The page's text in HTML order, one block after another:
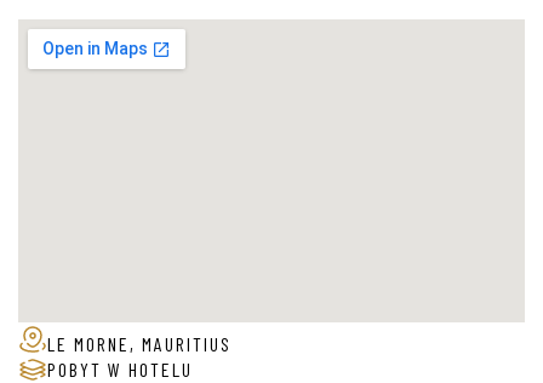
LE MORNE, MAURITIUS
POBYT W HOTELU